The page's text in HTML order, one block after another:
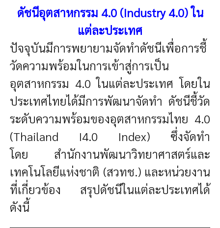
ดัชนีอุตสาหกรรม 4.0 (Industry 4.0) ใน
แต่ละประเทศ
ปัจจุบันมีการพยายามจัดทำดัชนีเพื่อการชี้
วัดความพร้อมในการเข้าสู่การเป็น
อุตสาหกรรม 4.0 ในแต่ละประเทศ โดยใน
ประเทศไทยได้มีการพัฒนาจัดทำ ดัชนีชี้วัด
ระดับความพร้อมของอุตสาหกรรมไทย 4.0
(Thailand I4.0 Index) ซึ่งจัดทำ
โดย สำนักงานพัฒนาวิทยาศาสตร์และ
เทคโนโลยีแห่งชาติ (สวทช.) และหน่วยงาน
ที่เกี่ยวข้อง สรุปดัชนีในแต่ละประเทศได้
ดังนี้